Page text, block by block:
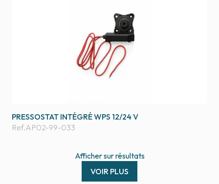
PRESSOSTAT INTÉGRÉ WPS 12/24 V
Ref.AP02-99-033
Affichersurrésultats
VOIR PLUS